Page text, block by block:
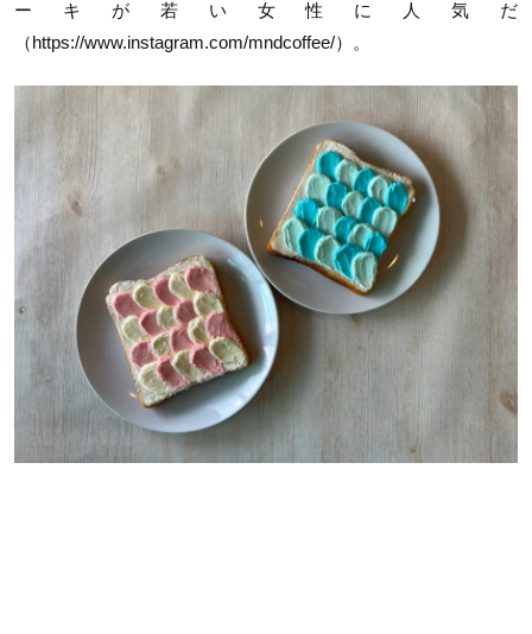
ーキが若い女性に人気だ
（https://www.instagram.com/mndcoffee/）。